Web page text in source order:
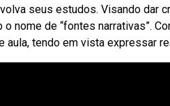
seus estudos. Visando dar
nome de “fontes narrativas”.
aula, tendo em vista expressar